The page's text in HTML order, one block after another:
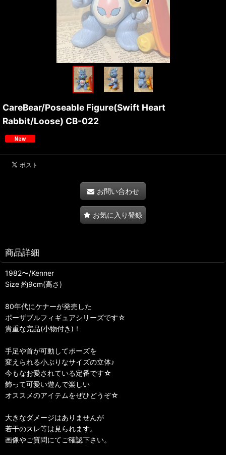
CareBear/Poseable Figure(Swift Heart
Rabbit/Loose) CB-022
お問い合わせ
お気に入り登録
商品詳細
1982〜/Kenner
Size 約9cm(高さ)
80年代にケナーが発売した
ポーザブルフィギュアシリーズです☆
貴重な完品(小物付き)！
手足や首が可動してポーズを
変えられる小ぶりなサイズの立体♪
今もなお愛されている定番です☆
飾って可愛い遊んで楽しい
オススメのアイテムをぜひどうぞ☆
大きなダメージはありませんが
若干のスレ等は見られます。
画像やご質問にてご確認下さい。